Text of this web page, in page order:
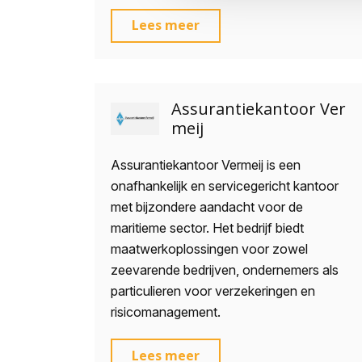
Lees meer
Assurantiekantoor Ver
meij
Assurantiekantoor Vermeij is een
onafhankelijk en servicegericht kantoor
met bijzondere aandacht voor de
maritieme sector. Het bedrijf biedt
maatwerkoplossingen voor zowel
zeevarende bedrijven, ondernemers als
particulieren voor verzekeringen en
risicomanagement.
Lees meer